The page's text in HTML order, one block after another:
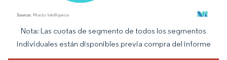
Imagen © Mordor Intelligence. El uso requiere atribución según CC BY 4.0.
Nota: Las cuotas de segmento de todos los segmentos
individuales están disponibles previa compra del informe